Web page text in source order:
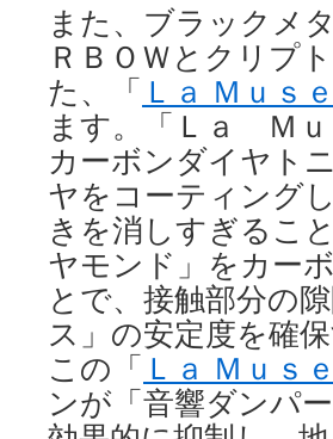
また、ブラックメ
ＲＢＯＷとクリプ
た、「 Ｌａ Ｍｕｓｅ
ます。「Ｌａ Ｍ
カーボンダイヤト
ヤをコーティング
きを消しすぎるこ
ヤモンド」をカー
とで、接触部分の
ス」の安定度を確
この「 Ｌａ Ｍｕｓｅ
ンが「音響ダンパ